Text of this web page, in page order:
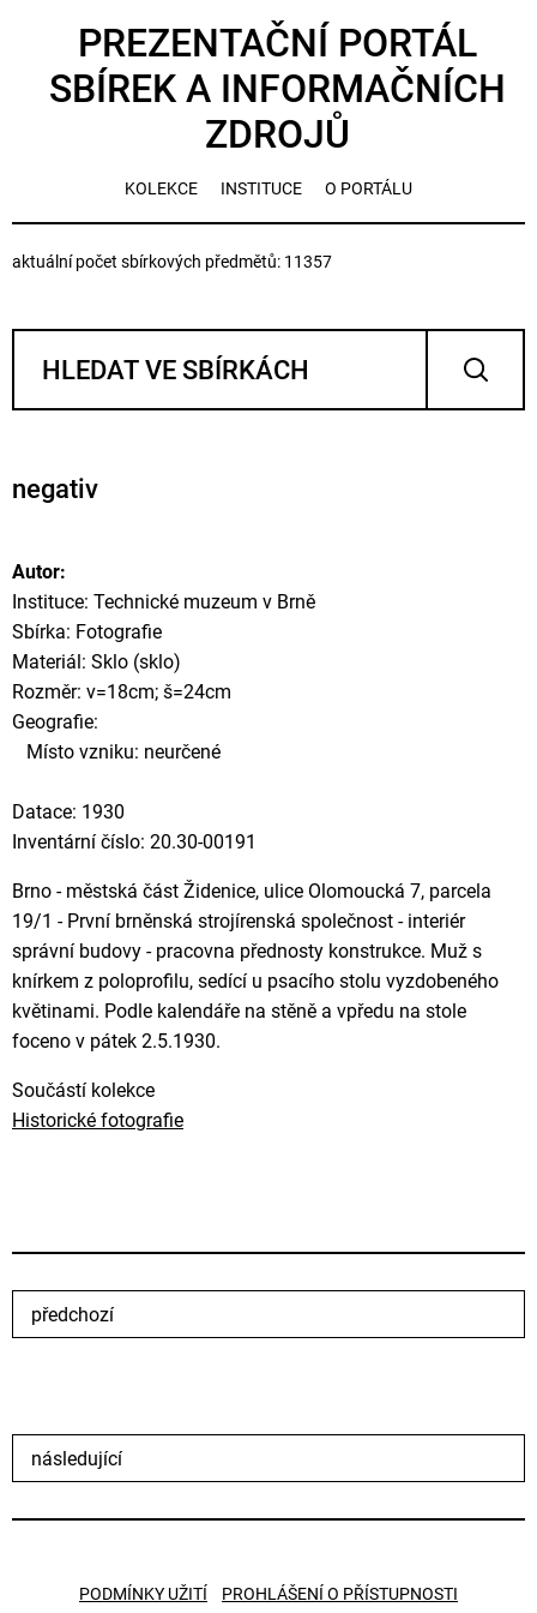
PREZENTAČNÍ PORTÁL
SBÍREK A INFORMAČNÍCH
ZDROJŮ
KOLEKCE INSTITUCE O PORTÁLU
aktuální počet sbírkových předmětů: 11357
negativ
Autor:
Instituce: Technické muzeum v Brně
Sbírka: Fotografie
Materiál: Sklo (sklo)
Rozměr: v=18cm; š=24cm
Geografie:
Místo vzniku: neurčené
Datace: 1930
Inventární číslo: 20.30-00191
Brno - městská část Židenice, ulice Olomoucká 7, parcela
19/1 - První brněnská strojírenská společnost - interiér
správní budovy - pracovna přednosty konstrukce. Muž s
knírkem z poloprofilu, sedící u psacího stolu vyzdobeného
květinami. Podle kalendáře na stěně a vpředu na stole
foceno v pátek 2.5.1930.
Součástí kolekce
Historické fotografie
předchozí
následující
PODMÍNKY UŽITÍ PROHLÁŠENÍ O PŘÍSTUPNOSTI